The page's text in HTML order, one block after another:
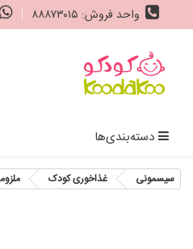
واحد فروش: ۸۸۸۷۳۰۱۵
دسته‌بندی‌ها
سیسمونی غذاخوری کودک